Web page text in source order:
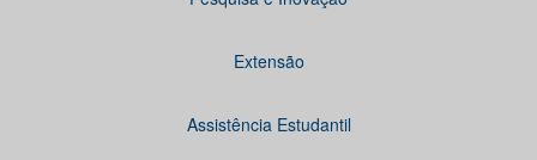
Extensão
Assistência Estudantil